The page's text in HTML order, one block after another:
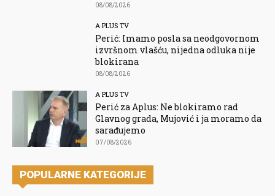
08/08/2026
A PLUS TV
Perić: Imamo posla sa neodgovornom
izvršnom vlašću, nijedna odluka nije
blokirana
08/08/2026
A PLUS TV
Perić za Aplus: Ne blokiramo rad
Glavnog grada, Mujović i ja moramo da
sarađujemo
07/08/2026
POPULARNE KATEGORIJE